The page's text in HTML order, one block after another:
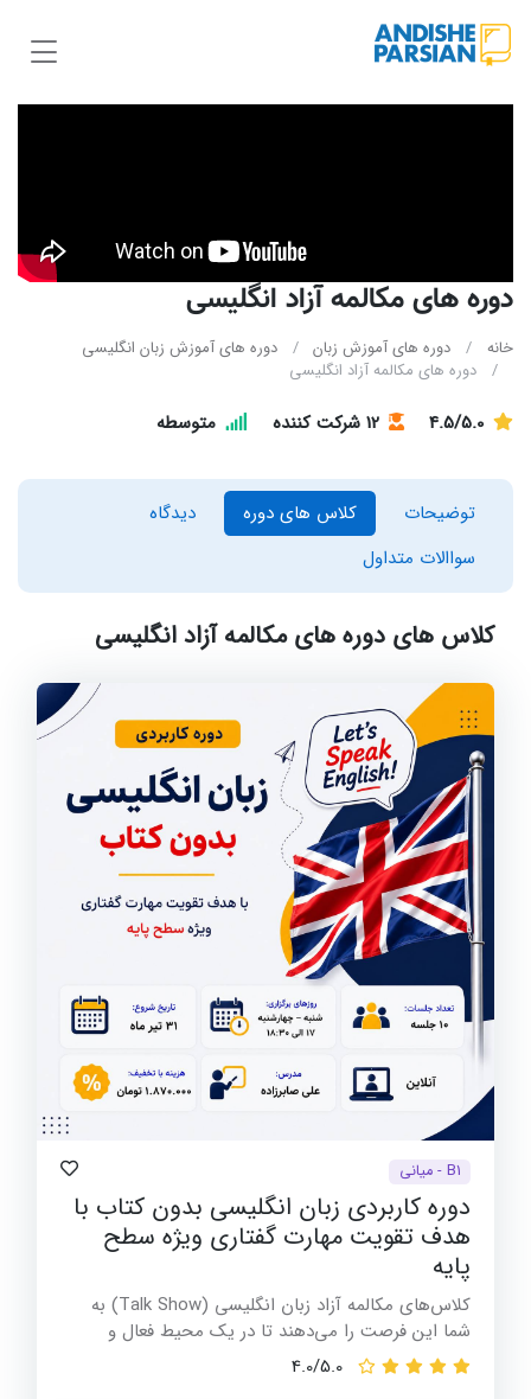
دوره های مکالمه آزاد انگلیسی
خانه دوره های آموزش زبان
دوره های آموزش زبان انگلیسی
دوره های مکالمه آزاد انگلیسی
4.5/5.0 12 شرکت کننده متوسطه
توضیحات کلاس های دوره
دیدگاه
سواالات متداول
کلاس های دوره های مکالمه آزاد انگلیسی
B1 - میانی
دوره کاربردی زبان انگلیسی بدون کتاب با
هدف تقویت مهارت گفتاری ويژه سطح
پایه
کلاس‌های مکالمه آزاد زبان انگلیسی (Talk Show) به
شما این فرصت را می‌دهند تا در یک محیط فعال و
تعاملی، از تجربیات گروهی و توانایی‌های شخصی خود
بهره‌برید
4.0/5.0